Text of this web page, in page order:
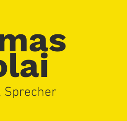
Sprecher